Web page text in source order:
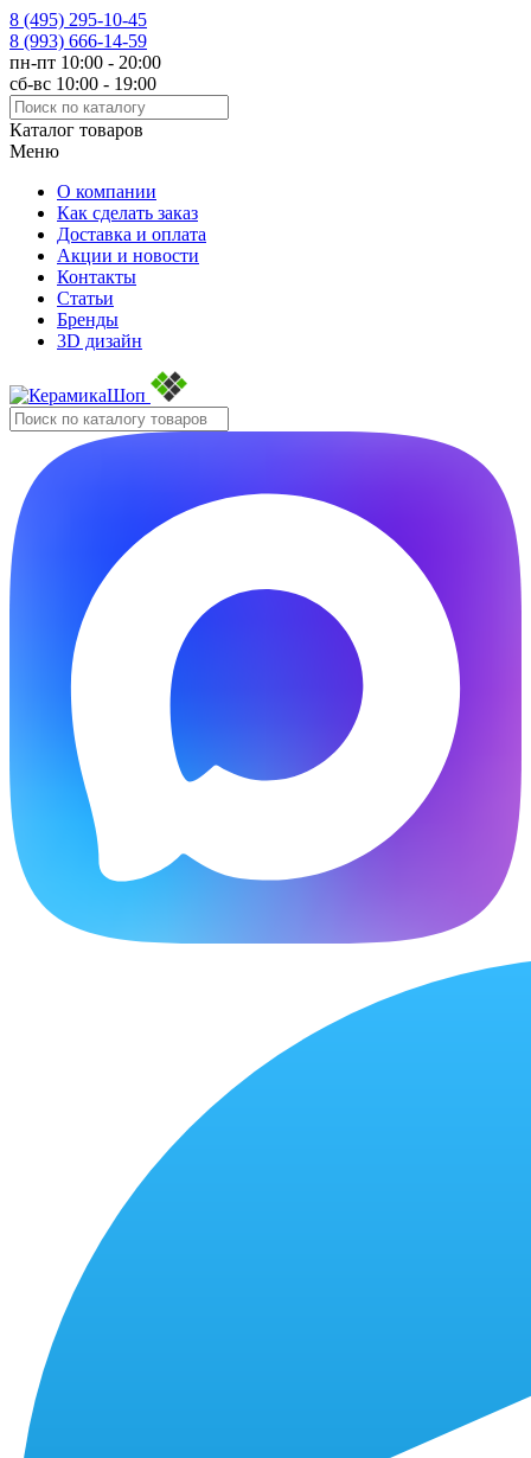
8 (495) 295-10-45
8 (993) 666-14-59
пн-пт 10:00 - 20:00
сб-вс 10:00 - 19:00
Каталог товаров
Меню
О компании
Как сделать заказ
Доставка и оплата
Акции и новости
Контакты
Статьи
Бренды
3D дизайн